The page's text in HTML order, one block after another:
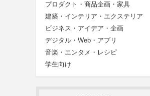
プロダクト・商品企画・家具
建築・インテリア・エクステリア
ビジネス・アイデア・企画
デジタル・Web・アプリ
音楽・エンタメ・レシピ
学生向け